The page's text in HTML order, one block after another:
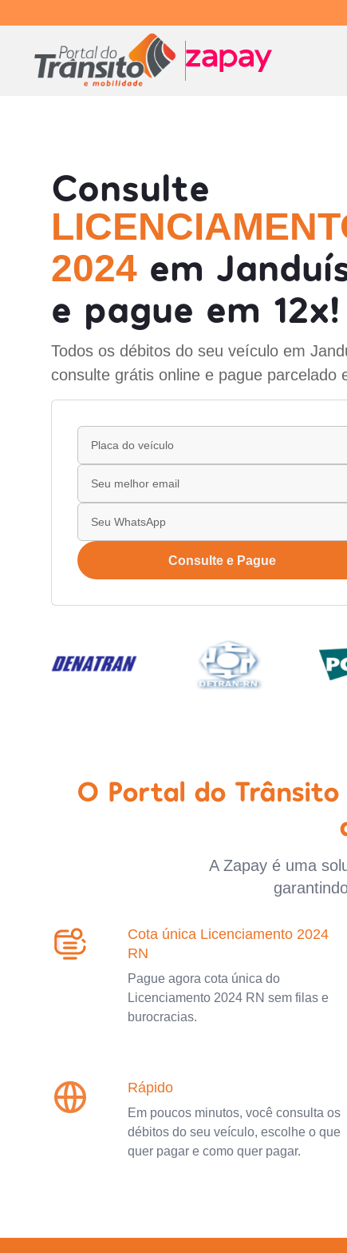
Consulte
2024 em
e pague em 12x!
Todos os débitos do seu veículo em
consulte grátis online e pague parcelado
Consulte e Pague
O Portal do
A Zapay é uma
Cota única Licenciamento 2024
RN
Pague agora cota única do
Licenciamento 2024 RN sem filas e
burocracias.
Rápido
Em poucos minutos, você consulta os
débitos do seu veículo, escolhe o que
quer pagar e como quer pagar.